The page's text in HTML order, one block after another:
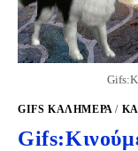
GIFS KΑΛΗΜΈΡΑ /